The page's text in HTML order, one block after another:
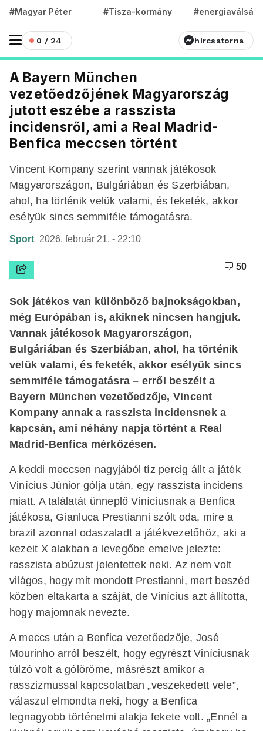
#Magyar Péter #Tisza-kormány #energiaválság
0 / 24 hírcsatorna
A Bayern München
vezetőedzőjének Magyarország
jutott eszébe a rasszista
incidensről, ami a Real Madrid-
Benfica meccsen történt
Vincent Kompany szerint vannak játékosok
Magyarországon, Bulgáriában és Szerbiában,
ahol, ha történik velük valami, és feketék, akkor
esélyük sincs semmiféle támogatásra.
Sport 2026. február 21. - 22:10
50
Sok játékos van különböző bajnokságokban,
még Európában is, akiknek nincsen hangjuk.
Vannak játékosok Magyarországon,
Bulgáriában és Szerbiában, ahol, ha történik
velük valami, és feketék, akkor esélyük sincs
semmiféle támogatásra – erről beszélt a
Bayern München vezetőedzője, Vincent
Kompany annak a rasszista incidensnek a
kapcsán, ami néhány napja történt a Real
Madrid-Benfica mérkőzésen.
A keddi meccsen nagyjából tíz percig állt a játék
Vinícius Júnior gólja után, egy rasszista incidens
miatt. A találatát ünneplő Viníciusnak a Benfica
játékosa, Gianluca Prestianni szólt oda, mire a
brazil azonnal odaszaladt a játékvezetőhöz, aki a
kezeit X alakban a levegőbe emelve jelezte:
rasszista abúzust jelentettek neki. Az nem volt
világos, hogy mit mondott Prestianni, mert beszéd
közben eltakarta a száját, de Vinícius azt állította,
hogy majomnak nevezte.
A meccs után a Benfica vezetőedzője, José
Mourinho arról beszélt, hogy egyrészt Viníciusnak
túlzó volt a gólöröme, másrészt amikor a
rasszizmussal kapcsolatban „veszekedett vele”,
válaszul elmondta neki, hogy a Benfica
legnagyobb történelmi alakja fekete volt. „Ennél a